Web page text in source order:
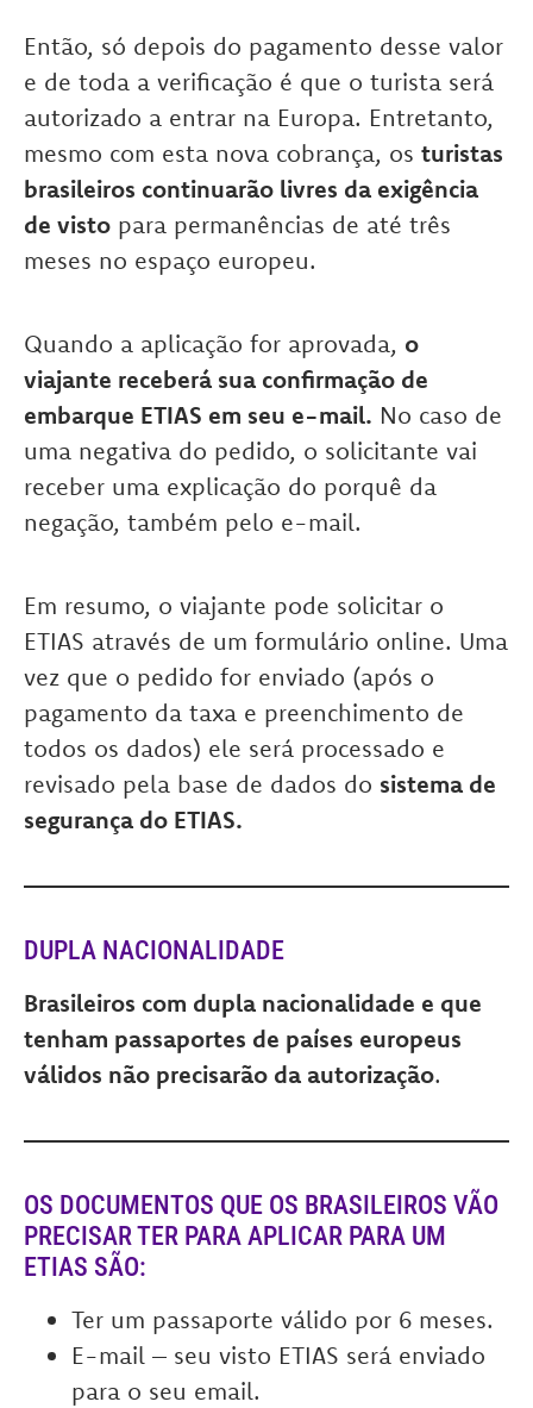
Então, só depois do pagamento desse valor
e de toda a verificação é que o turista será
autorizado a entrar na Europa. Entretanto,
mesmo com esta nova cobrança, os turistas
brasileiros continuarão livres da exigência
de visto para permanências de até três
meses no espaço europeu.
Quando a aplicação for aprovada, o
viajante receberá sua confirmação de
embarque ETIAS em seu e-mail. No caso de
uma negativa do pedido, o solicitante vai
receber uma explicação do porquê da
negação, também pelo e-mail.
Em resumo, o viajante pode solicitar o
ETIAS através de um formulário online. Uma
vez que o pedido for enviado (após o
pagamento da taxa e preenchimento de
todos os dados) ele será processado e
revisado pela base de dados do sistema de
segurança do ETIAS.
DUPLA NACIONALIDADE
Brasileiros com dupla nacionalidade e que
tenham passaportes de países europeus
válidos não precisarão da autorização.
OS DOCUMENTOS QUE OS BRASILEIROS VÃO
PRECISAR TER PARA APLICAR PARA UM
ETIAS SÃO:
Ter um passaporte válido por 6 meses.
E-mail – seu visto ETIAS será enviado
para o seu email.